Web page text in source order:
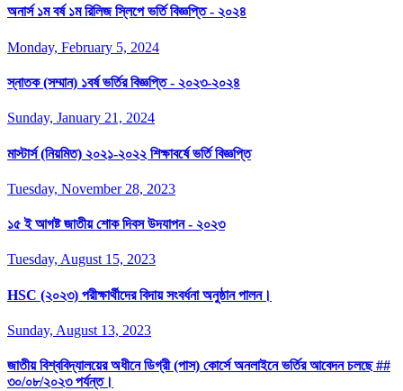
অনার্স ১ম বর্ষ ১ম রিলিজ স্লিপে ভর্তি বিজ্ঞপ্তি - ২০২৪
Monday, February 5, 2024
স্নাতক (সম্মান) ১বর্ষ ভর্তির বিজ্ঞপ্তি - ২০২৩-২০২৪
Sunday, January 21, 2024
মাস্টার্স (নিয়মিত) ২০২১-২০২২ শিক্ষাবর্ষে ভর্তি বিজ্ঞপ্তি
Tuesday, November 28, 2023
১৫ ই আগষ্ট জাতীয় শোক দিবস উদযাপন - ২০২৩
Tuesday, August 15, 2023
HSC (২০২৩) পরীক্ষার্থীদের বিদায় সংবর্ধনা অনুষ্ঠান পালন।
Sunday, August 13, 2023
জাতীয় বিশ্ববিদ্যালয়ের অধীনে ডিগ্রী (পাস) কোর্সে অনলাইনে ভর্তির আবেদন চলছে ##
৩০/০৮/২০২৩ পর্যন্ত।